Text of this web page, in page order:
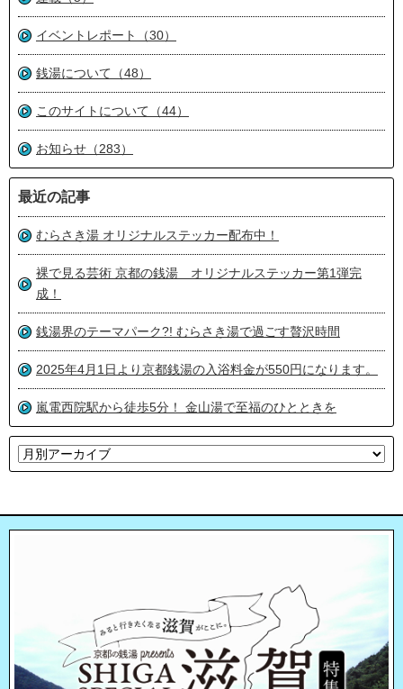
イベントレポート（30）
銭湯について（48）
このサイトについて（44）
お知らせ（283）
最近の記事
むらさき湯 オリジナルステッカー配布中！
裸で見る芸術 京都の銭湯 オリジナルステッカー第1弾完
成！
銭湯界のテーマパーク?! むらさき湯で過ごす贅沢時間
2025年4月1日より京都銭湯の入浴料金が550円になります。
嵐電西院駅から徒歩5分！ 金山湯で至福のひとときを